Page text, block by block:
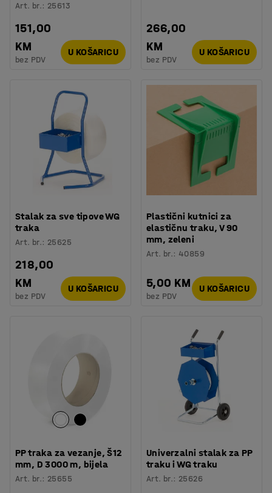
Art. br.: 25613
151,00
KM
bez PDV
U KOŠARICU
266,00
KM
bez PDV
U KOŠARICU
Stalak za sve tipove WG
traka
Art. br.: 25625
218,00
KM
bez PDV
U KOŠARICU
Plastični kutnici za
elastičnu traku, V 90
mm, zeleni
Art. br.: 40859
5,00 KM
bez PDV
U KOŠARICU
PP traka za vezanje, Š12
mm, D 3000 m, bijela
Art. br.: 25655
Univerzalni stalak za PP
traku i WG traku
Art. br.: 25626